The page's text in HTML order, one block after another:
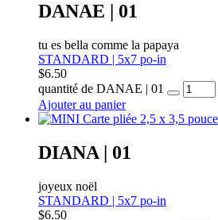
DANAE | 01
tu es bella comme la papaya
STANDARD | 5x7 po-in
$6.50
quantité de DANAE | 01
Ajouter au panier
DIANA | 01
joyeux noël
STANDARD | 5x7 po-in
$6.50